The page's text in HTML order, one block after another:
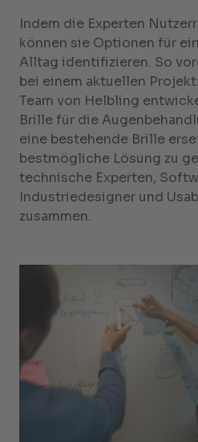
Indem die Experten
können sie Optionen für
Alltag identifizieren. So
bei einem aktuellen
Team von Helbling
Brille für die
eine bestehende Brille
bestmögliche Lösung zu
technische Experten,
Industriedesigner und
zusammen.